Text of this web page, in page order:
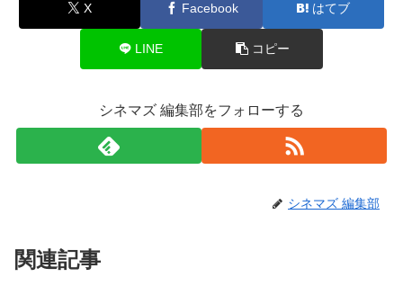
X Facebook はてブ
LINE コピー
シネマズ 編集部をフォローする
シネマズ 編集部
関連記事